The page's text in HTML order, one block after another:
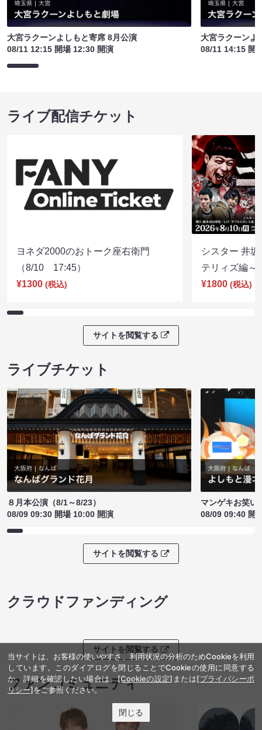
大宮ラクーンよしもと寄席 8月公演
08/11 12:15 開場 12:30 開演
大宮ラクーンよ
08/11 14:15 開
ライブ配信チケット
ヨネダ2000のおトーク座右衛門
（8/10 17:45）
¥1300 (税込)
シスター 井
テリィズ編
¥1800 (税込)
サイトを閲覧する
ライブチケット
８月本公演（8/1～8/23）
08/09 09:30 開場 10:00 開演
マンゲキお笑い
08/09 09:40 開
サイトを閲覧する
クラウドファンディング
サイトを閲覧する
ファンコミュニティ
当サイトは、お客様の使いやすさ、利用状況の分析のためCookieを利用
しています。このダイアログを閉じることでCookieの使用に同意する
か、詳細を確認したい場合は、[Cookieの設定] または[プライバシーポ
リシー]をご参照ください。
閉じる